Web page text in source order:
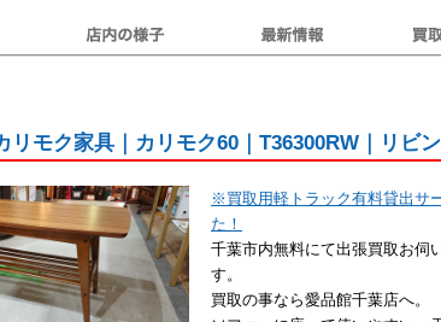
リモク家具｜カリモク60｜T36300RW｜リビ
※買取用軽トラック有料貸出サ
た！
千葉市内無料にて出張買取お伺
す。
買取の事なら愛品館千葉店へ。